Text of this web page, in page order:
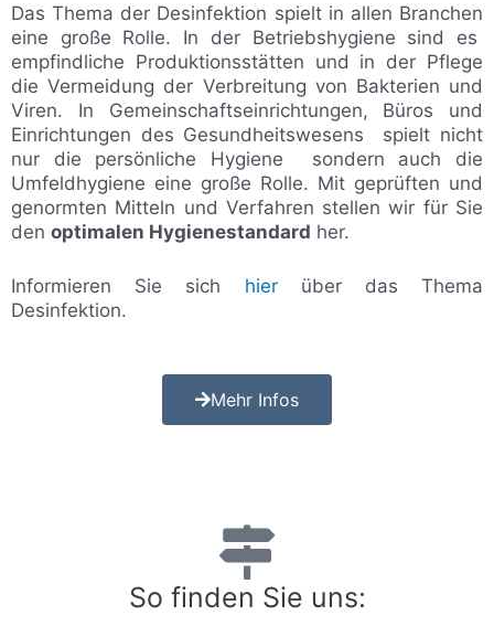
Das Thema der Desinfektion spielt in allen Branchen
eine große Rolle. In der Betriebshygiene sind es
empfindliche Produktionsstätten und in der Pflege
die Vermeidung der Verbreitung von Bakterien und
Viren. In Gemeinschaftseinrichtungen, Büros und
Einrichtungen des Gesundheitswesens spielt nicht
nur die persönliche Hygiene sondern auch die
Umfeldhygiene eine große Rolle. Mit geprüften und
genormten Mitteln und Verfahren stellen wir für Sie
den optimalen Hygienestandard her.
Informieren Sie sich hierüber das Thema
Desinfektion.
Mehr Infos
So finden Sie uns: